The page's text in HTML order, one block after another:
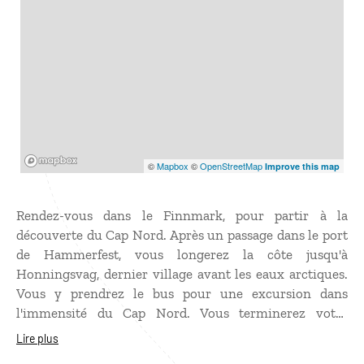
©Mapbox ©OpenStreetMap Improve this map
Rendez-vous dans le Finnmark, pour partir à la
découverte du Cap Nord. Après un passage dans le port
de Hammerfest, vous longerez la côte jusqu'à
Honningsvag, dernier village avant les eaux arctiques.
Vous y prendrez le bus pour une excursion dans
l'immensité du Cap Nord. Vous terminerez votre
périple du bout du monde par une visite de Kirkenes,
Lire plus